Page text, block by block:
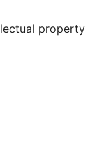
property